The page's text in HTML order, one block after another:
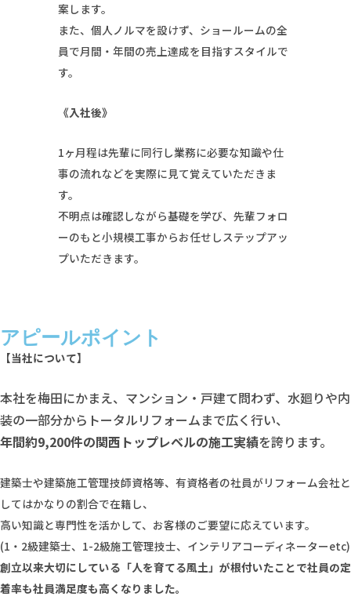
案します。
また、個人ノルマを設けず、ショールームの全
員で月間・年間の売上達成を目指すスタイルで
す。
《入社後》
1ヶ月程は先輩に同行し業務に必要な知識や仕
事の流れなどを実際に見て覚えていただきま
す。
不明点は確認しながら基礎を学び、先輩フォロ
ーのもと小規模工事からお任せしステップアッ
プいただきます。
アピールポイント
【当社について】
本社を梅田にかまえ、マンション・戸建て問わず、水廻りや内
装の一部分からトータルリフォームまで広く行い、
年間約9,200件の関西トップレベルの施工実績を誇ります。
建築士や建築施工管理技師資格等、有資格者の社員がリフォーム会社と
してはかなりの割合で在籍し、
高い知識と専門性を活かして、お客様のご要望に応えています。
(1・2級建築士、1-2級施工管理技士、インテリアコーディネーターetc)
創立以来大切にしている「人を育てる風土」が根付いたことで社員の定
着率も社員満足度も高くなりました。